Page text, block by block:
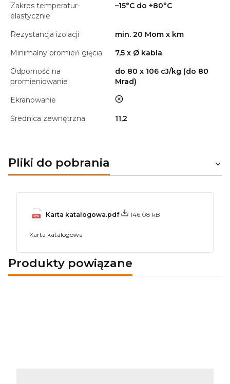
Zakres temperatur-
elastycznie
–15°C do +80°C
Rezystancja izolacji
min. 20 Mom x km
Minimalny promień gięcia
7,5 x Ø kabla
Odporność na
promieniowanie
do 80 x 106 cJ/kg (do 80
Mrad)
Ekranowanie
nie
Średnica zewnętrzna 11,2
Pliki do pobrania
Karta katalogowa.pdf 146.08 kB
Karta katalogowa
Produkty powiązane